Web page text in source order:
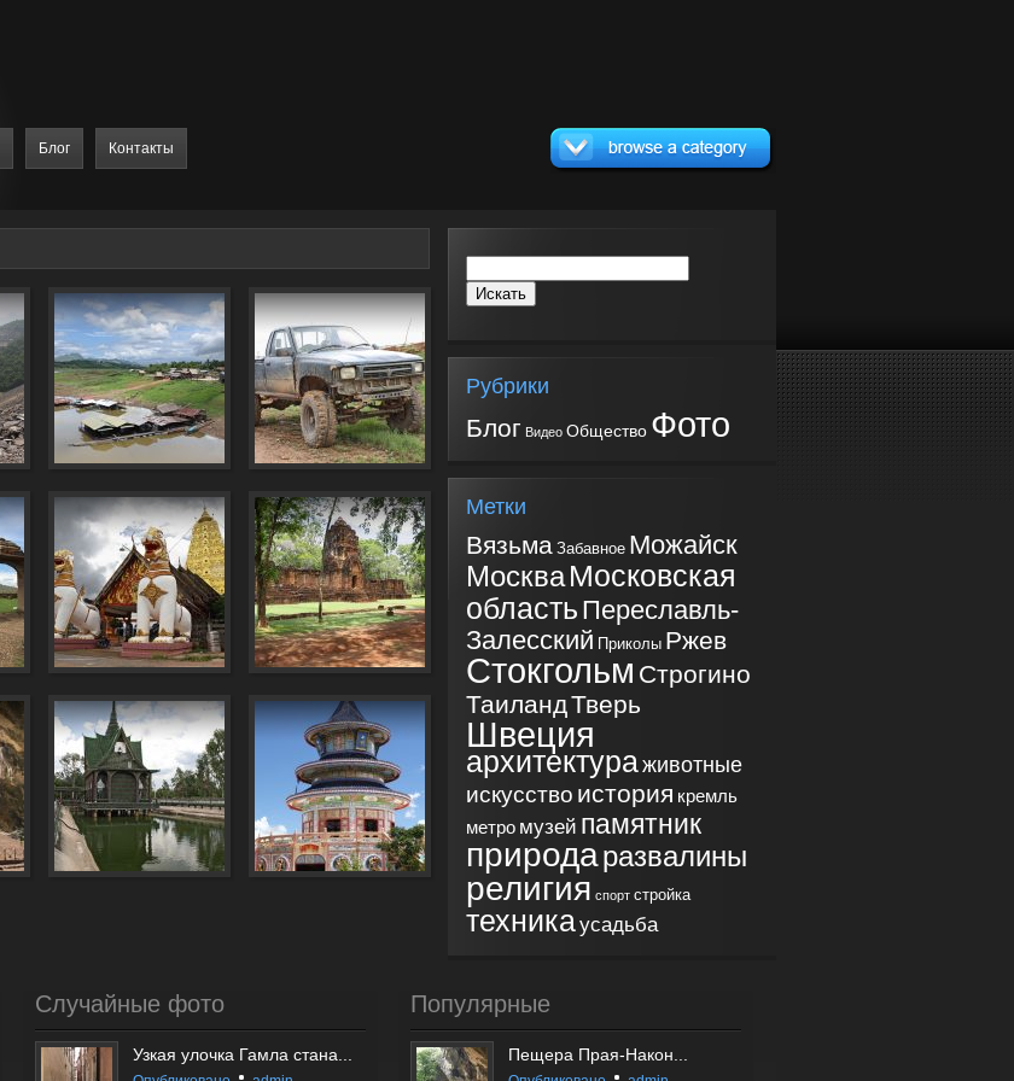
Блог Контакты
Рубрики
Блог Видео Общество Фото
Метки
Вязьма Забавное Можайск
МоскваМосковская
область Переславль-
Залесский Приколы Ржев
Стокгольм Строгино
ТаиландТверь
Швеция
архитектураживотные
искусство история кремль
метро музей памятник
природаразвалины
религия спорт стройка
техникаусадьба
Случайные фото
Узкая улочка Гамла стана...
Популярные
Пещера Прая-Након...